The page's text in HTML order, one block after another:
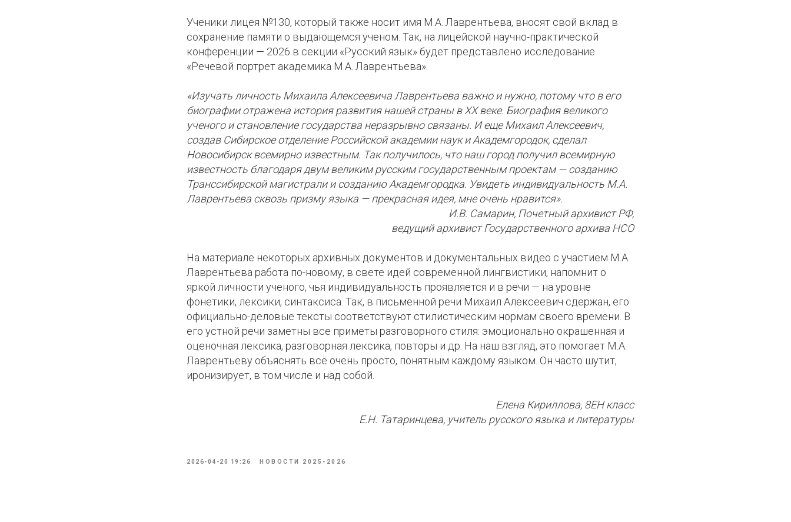
Ученики лицея №130, который также носит имя М.А. Лаврентьева, вносят свой вклад в
сохранение памяти о выдающемся ученом. Так, на лицейской научно-практической
конференции — 2026 в секции «Русский язык» будет представлено исследование
«Речевой портрет академика М.А. Лаврентьева».
«Изучать личность Михаила Алексеевича Лаврентьева важно и нужно, потому что в его
биографии отражена история развития нашей страны в ХХ веке. Биография великого
ученого и становление государства неразрывно связаны. И еще Михаил Алексеевич,
создав Сибирское отделение Российской академии наук и Академгородок, сделал
Новосибирск всемирно известным. Так получилось, что наш город получил всемирную
известность благодаря двум великим русским государственным проектам — созданию
Транссибирской магистрали и созданию Академгородка. Увидеть индивидуальность М.А.
Лаврентьева сквозь призму языка — прекрасная идея, мне очень нравится».
И.В. Самарин, Почетный архивист РФ,
ведущий архивист Государственного архива НСО
На материале некоторых архивных документов и документальных видео с участием М.А.
Лаврентьева работа по-новому, в свете идей современной лингвистики, напомнит о
яркой личности ученого, чья индивидуальность проявляется и в речи — на уровне
фонетики, лексики, синтаксиса. Так, в письменной речи Михаил Алексеевич сдержан, его
официально-деловые тексты соответствуют стилистическим нормам своего времени. В
его устной речи заметны все приметы разговорного стиля: эмоционально окрашенная и
оценочная лексика, разговорная лексика, повторы и др. На наш взгляд, это помогает М.А.
Лаврентьеву объяснять всё очень просто, понятным каждому языком. Он часто шутит,
иронизирует, в том числе и над собой.
Елена Кириллова, 8ЕН класс
Е.Н. Татаринцева, учитель русского языка и литературы
2026-04-20 19:26 НОВОСТИ 2025-2026